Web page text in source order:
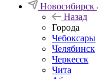
Новосибирск
Назад
Города
Чебоксары
Челябинск
Черкесск
Чита